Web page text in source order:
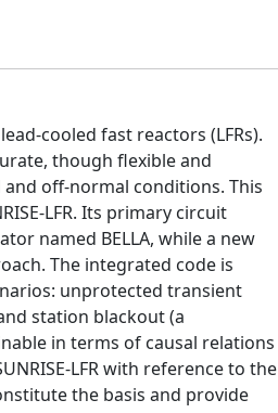
cooled fast reactors (LFRs).
though flexible and
off-normal conditions. This
LFR. Its primary circuit
named BELLA, while a new
The integrated code is
unprotected transient
station blackout (a
in terms of causal relations
LFR with reference to the
the basis and provide